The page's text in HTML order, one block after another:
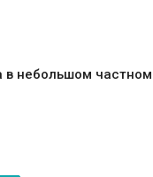
в небольшом частном